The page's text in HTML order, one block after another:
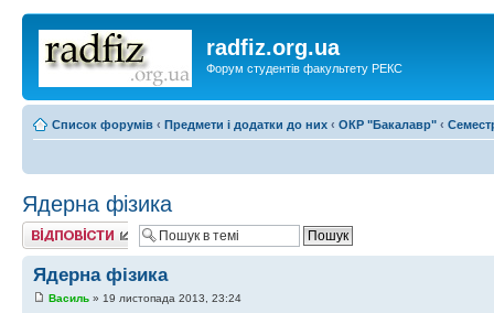
radfiz.org.ua
Форум студентів факультету РЕКС
Список форумів ‹ Предмети і додатки до них ‹ ОКР "Бакалавр" ‹
Ядерна фізика
Відповісти
Ядерна фізика
Василь » 19 листопада 2013, 23:24